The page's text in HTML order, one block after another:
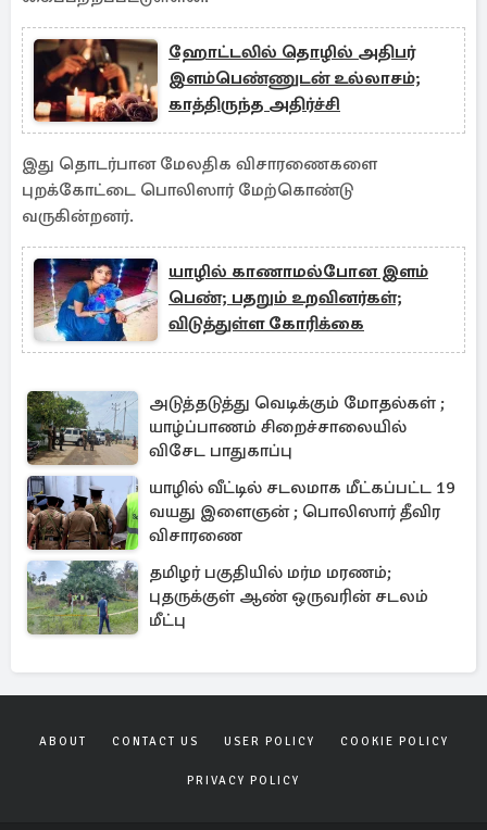
ஹோட்டலில் தொழில் அதிபர்
இளம்பெண்ணுடன் உல்லாசம்;
காத்திருந்த அதிர்ச்சி
இது தொடர்பான மேலதிக விசாரணைகளை
புறக்கோட்டை பொலிஸார் மேற்கொண்டு
வருகின்றனர்.
யாழில் காணாமல்போன இளம்
பெண்; பதறும் உறவினர்கள்;
விடுத்துள்ள கோரிக்கை
அடுத்தடுத்து வெடிக்கும் மோதல்கள் ;
யாழ்ப்பாணம் சிறைச்சாலையில்
விசேட பாதுகாப்பு
யாழில் வீட்டில் சடலமாக மீட்கப்பட்ட 19
வயது இளைஞன் ; பொலிஸார் தீவிர
விசாரணை
தமிழர் பகுதியில் மர்ம மரணம்;
புதருக்குள் ஆண் ஒருவரின் சடலம்
மீட்பு
ABOUT CONTACT US USER POLICY COOKIE POLICY
PRIVACY POLICY